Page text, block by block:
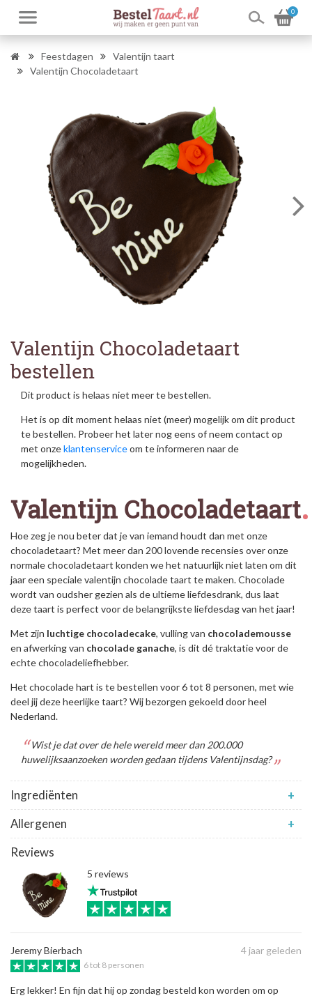
0
Feestdagen
Valentijn taart
Valentijn Chocoladetaart
Valentijn Chocoladetaart
bestellen
Dit product is helaas niet meer te bestellen.
Het is op dit moment helaas niet (meer) mogelijk om dit product
te bestellen. Probeer het later nog eens of neem contact op
met onzeklantenserviceom te informeren naar de
mogelijkheden.
Valentijn Chocoladetaart
Hoe zeg je nou beter dat je van iemand houdt dan met onze
chocoladetaart? Met meer dan 200 lovende recensies over onze
normale chocoladetaart konden we het natuurlijk niet laten om dit
jaar een speciale valentijn chocolade taart te maken. Chocolade
wordt van oudsher gezien als de ultieme liefdesdrank, dus laat
deze taart is perfect voor de belangrijkste liefdesdag van het jaar!
Met zijn luchtige chocoladecake, vulling van chocolademousse
en afwerking van chocolade ganache, is dit dé traktatie voor de
echte chocoladeliefhebber.
Het chocolade hart is te bestellen voor 6 tot 8 personen, met wie
deel jij deze heerlijke taart? Wij bezorgen gekoeld door heel
Nederland.
Ingrediënten
+
Allergenen
+
Wist je dat over de hele wereld meer dan 200.000
huwelijksaanzoeken worden gedaan tijdens Valentijnsdag?
Reviews
5 reviews
Jeremy Bierbach 4 jaar geleden
6 tot 8 personen
Erg lekker! En fijn dat hij op zondag besteld kon worden om op